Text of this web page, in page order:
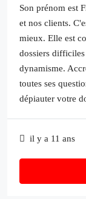
Son prénom est
et nos clients.
mieux. Elle est
dossiers
dynamisme.
toutes ses
dépiauter votre
il y a 11 ans